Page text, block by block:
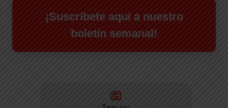
¡Suscríbete aquí a nuestro
boletín semanal!